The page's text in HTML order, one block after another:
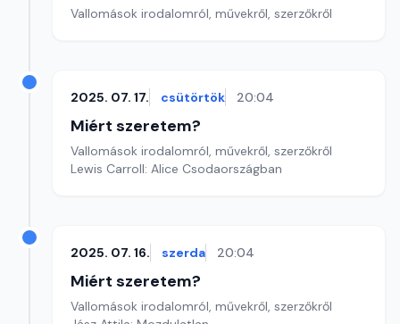
Vallomások irodalomról, művekről, szerzőkről
2025. 07. 17. csütörtök 20:04
Miért szeretem?
Vallomások irodalomról, művekről, szerzőkről
Lewis Carroll: Alice Csodaországban
2025. 07. 16. szerda 20:04
Miért szeretem?
Vallomások irodalomról, művekről, szerzőkről